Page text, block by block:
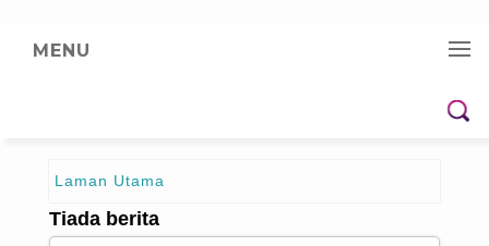
MENU
Laman Utama
Tiada berita